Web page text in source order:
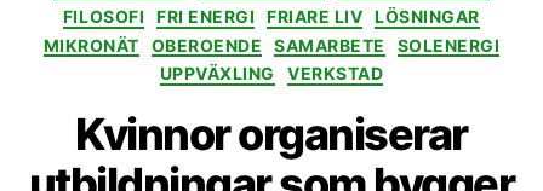
FILOSOFI
FRI ENERGI FRIARE LIV
LÖSNINGAR
MIKRONÄT
OBEROENDE SAMARBETE
SOLENERGI
UPPVÄXLING
VERKSTAD
Kvinnor organiserar